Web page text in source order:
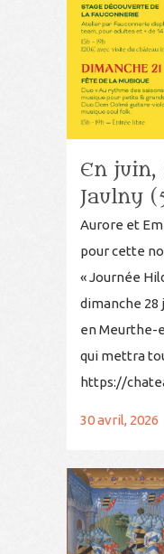
En juin,
Jaulny
Aurore et
pour cette
« Journée
dimanche 28
en Meurthe-
qui mettra
https://
30 avril, 2026